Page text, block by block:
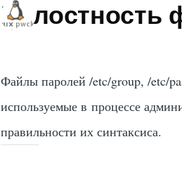
Целостность
Файлы паролей /etc/group, /etc/
используемые в процессе
правильности их синтаксиса.